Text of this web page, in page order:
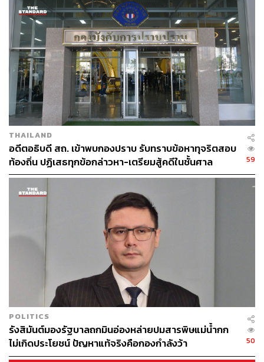
THAILAND
อดีตอธิบดี สถ. เข้าพบกองปราบ รับทราบข้อหาทุจริตสอบ
ท้องถิ่น ปฏิเสธทุกข้อกล่าวหา-เตรียมสู้คดีในชั้นศาล
59
POLITICS
รังสิมันต์มองรัฐบาลถกมินอ่องหล่ายปมสารพิษแม่น้ำกก
ไม่เกิดประโยชน์ ปัญหาแท้จริงคือกองกำลังว้า
50